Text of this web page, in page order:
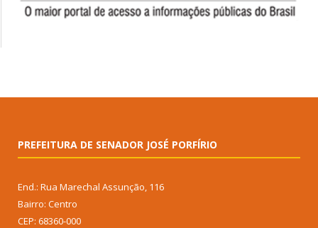
PREFEITURA DE SENADOR JOSÉ PORFÍRIO
End.: Rua Marechal Assunção, 116
Bairro: Centro
CEP: 68360-000